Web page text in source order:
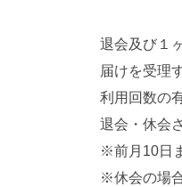
退会及び１
届けを受理
利用回数の
退会・休会
※前月10日
※休会の場